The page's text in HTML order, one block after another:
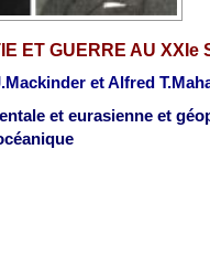
ET GUERRE AU XXIe
et Alfred
et eurasienneet